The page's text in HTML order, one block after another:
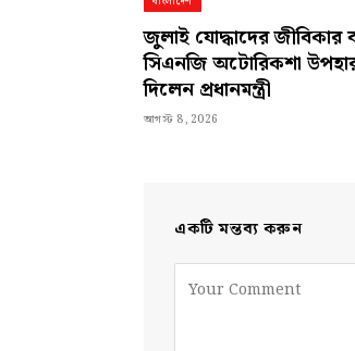
জুলাই যোদ্ধাদের জীবিকার
সিএনজি অটোরিকশা
দিলেন প্রধানমন্ত্রী
আগস্ট 8, 2026
একটি মন্তব্য করুন